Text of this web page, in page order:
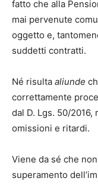
fatto che alla
mai pervenute
oggetto e,
suddetti contratti.
Né risulta aliunde
correttamente
dal D. Lgs. 50/
omissioni e ritardi.
Viene da sé che
superamento